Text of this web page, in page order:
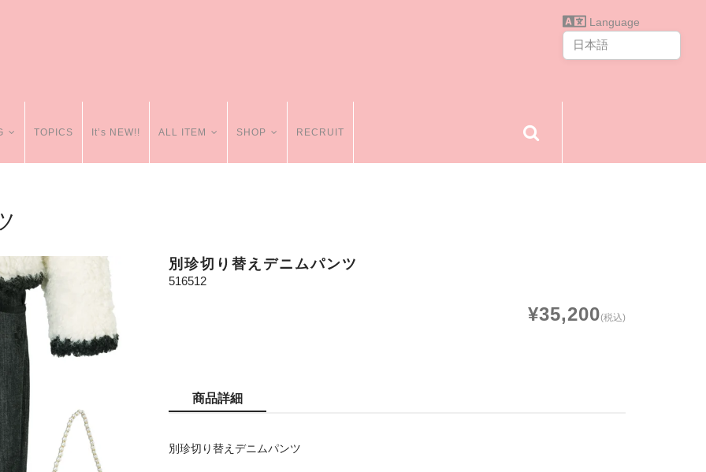
Language
TOPICS It’s NEW!! ALL ITEM SHOP RECRUIT
別珍切り替えデニムパンツ
516512
¥35,200(税込)
商品詳細
別珍切り替えデニムパンツ